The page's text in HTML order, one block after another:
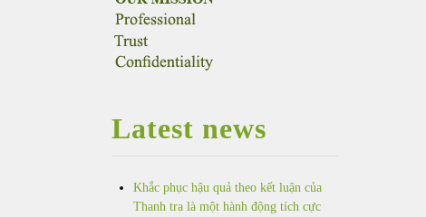
Latest news
Khắc phục hậu quả theo kết luận của
Thanh tra là một hành động tích cực